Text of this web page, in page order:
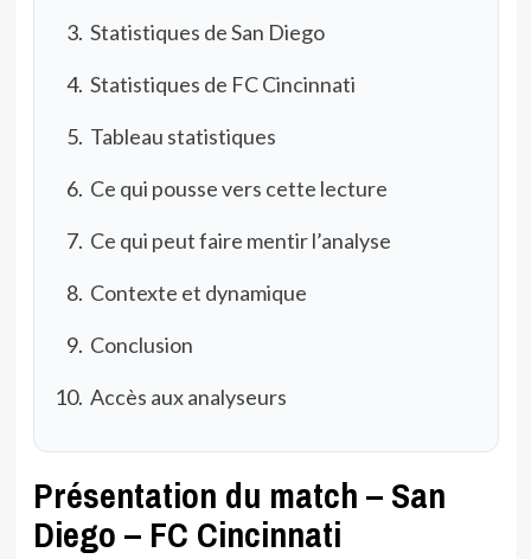
Statistiques de San Diego
Statistiques de FC Cincinnati
Tableau statistiques
Ce qui pousse vers cette lecture
Ce qui peut faire mentir l’analyse
Contexte et dynamique
Conclusion
Accès aux analyseurs
Présentation du match – San
Diego – FC Cincinnati